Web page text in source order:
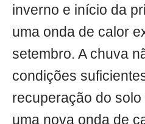
inverno e início da
uma onda de calor
setembro. A chuva
condições
recuperação do
uma nova onda de